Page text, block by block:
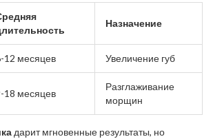
Назначение
12 месяцев Увеличение губ
18 месяцев
Разглаживание
морщин
дарит мгновенные результаты, но